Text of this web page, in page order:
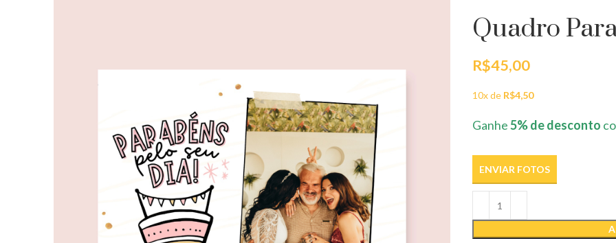
Quadro
R$45,00
10x de R$4,50
Ganhe5% de desconto
ENVIAR FOTOS